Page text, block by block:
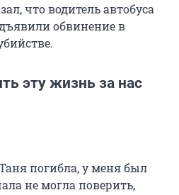
что водитель автобуса
обвинение в
эту жизнь за нас
погибла, у меня был
не могла поверить,